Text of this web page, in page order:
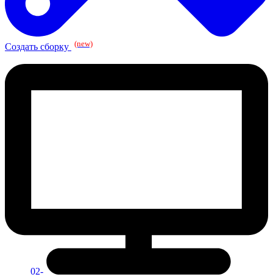
Создать сборку (new)
02-